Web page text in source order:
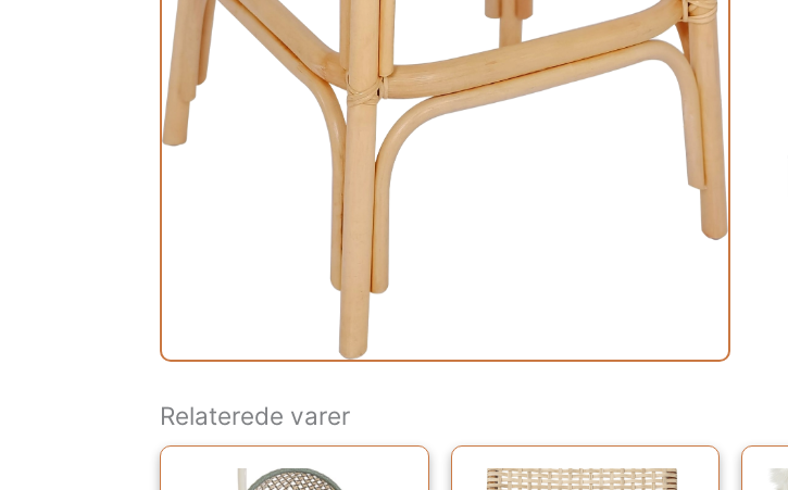
Relaterede varer